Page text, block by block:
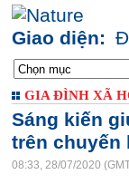
Giao diện:
GIA ĐÌNH XÃ
Sáng kiến
trên chuyến
08:33, 28/07/2020